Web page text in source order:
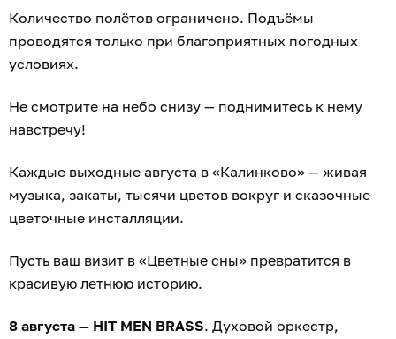
Количество полётов ограничено. Подъёмы
проводятся только при благоприятных погодных
условиях.
Не смотрите на небо снизу — поднимитесь к нему
навстречу!
Каждые выходные августа в «Калинково» — живая
музыка, закаты, тысячи цветов вокруг и сказочные
цветочные инсталляции.
Пусть ваш визит в «Цветные сны» превратится в
красивую летнюю историю.
8 августа — HIT MEN BRASS. Духовой оркестр,